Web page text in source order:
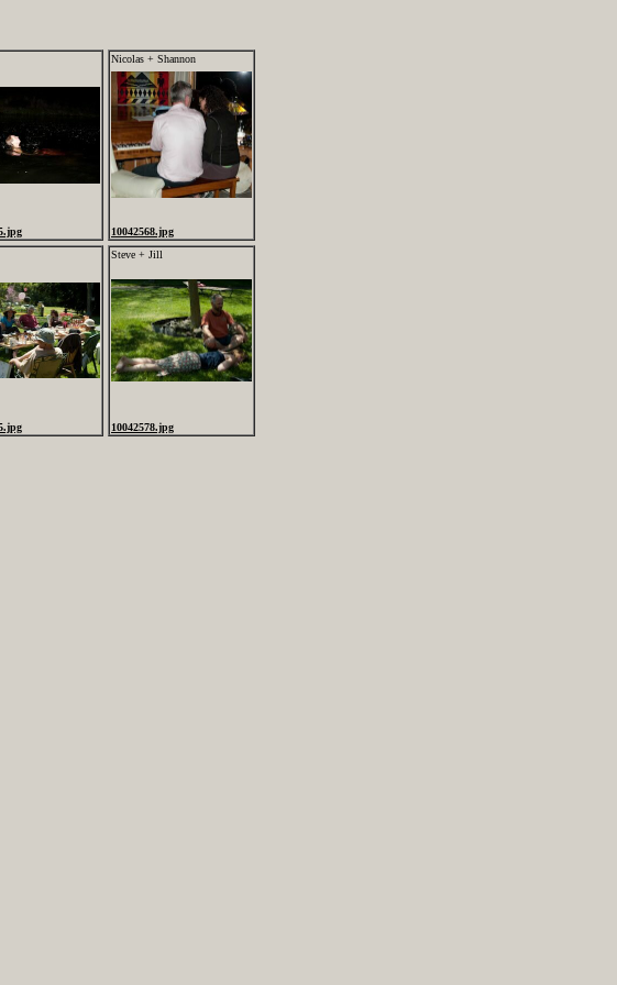
Nicolas + Shannon
10042568.jpg
Steve + Jill
10042578.jpg